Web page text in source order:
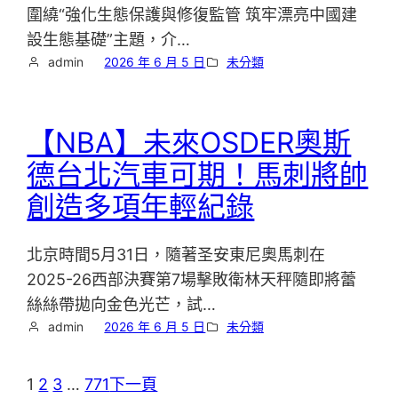
圍繞“強化生態保護與修復監管 筑牢漂亮中國建
設生態基礎”主題，介…
admin 2026 年 6 月 5 日 未分類
【NBA】未來OSDER奧斯
德台北汽車可期！馬刺將帥
創造多項年輕紀錄
北京時間5月31日，隨著圣安東尼奧馬刺在
2025-26西部決賽第7場擊敗衛林天秤隨即將蕾
絲絲帶拋向金色光芒，試…
admin 2026 年 6 月 5 日 未分類
1 2 3 … 771下一頁